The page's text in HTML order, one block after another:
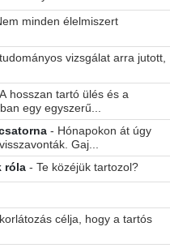
minden élelmiszert
vizsgálat arra jutott,
hosszan tartó ülés és a
egy egyszerű...
- Hónapokon át úgy
Gaj...
róla - Te közéjük tartozol?
célja, hogy a tartós